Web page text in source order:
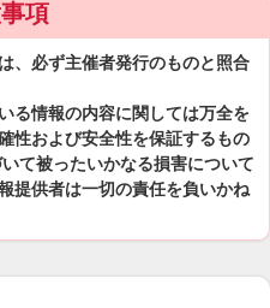
項
、必ず主催者発行のものと照合
る情報の内容に関しては万全を
性および安全性を保証するもの
て被ったいかなる損害について
提供者は一切の責任を負いかね